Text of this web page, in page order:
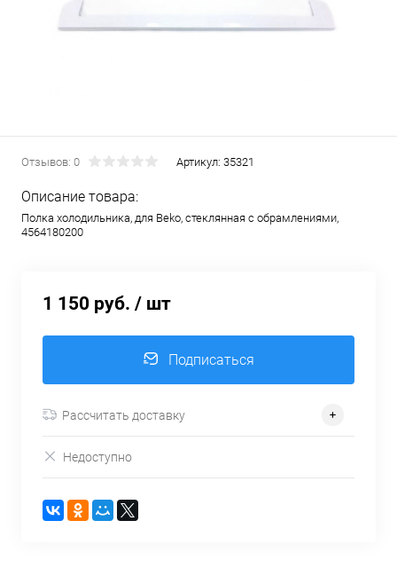
Отзывов: 0 Артикул: 35321
Описание товара:
Полка холодильника, для Beko, стеклянная с обрамлениями,
4564180200
1 150 руб. / шт
Подписаться
Рассчитать доставку
Недоступно